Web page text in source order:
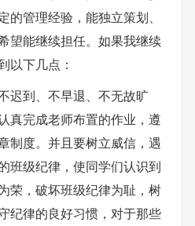
的管理经验，能独立策划、
望能继续担任。如果我继续
以下几点：
迟到、不早退、不无故旷
真完成老师布置的作业，遵
制度。并且要树立威信，遇
班级纪律，使同学们认识到
荣，破坏班级纪律为耻，树
纪律的良好习惯，对于那些